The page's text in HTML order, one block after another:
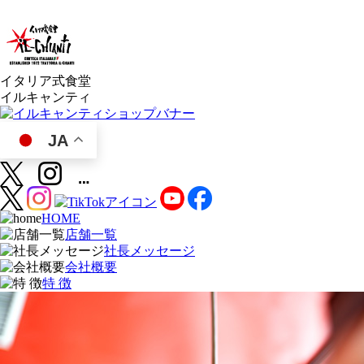
イタリア式食堂
イルキャンティ
JA
HOME
店舗一覧
社長メッセージ
会社概要
特 徴